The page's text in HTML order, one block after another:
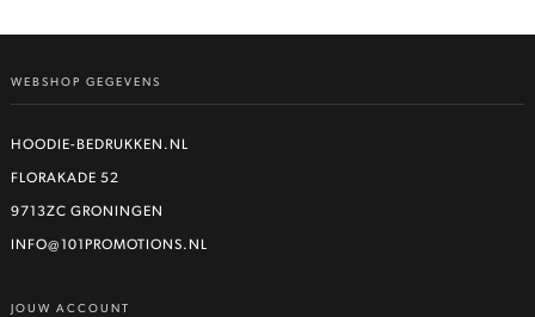
WEBSHOP GEGEVENS
HOODIE-BEDRUKKEN.NL
FLORAKADE 52
9713ZC GRONINGEN
INFO@101PROMOTIONS.NL
JOUW ACCOUNT